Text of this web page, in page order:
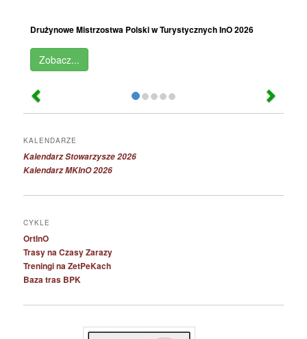
Drużynowe Mistrzostwa Polski w Turystycznych InO 2026
Zobacz...
KALENDARZE
Kalendarz Stowarzysze 2026
Kalendarz MKInO 2026
CYKLE
OrtInO
Trasy na Czasy Zarazy
Treningi na ZetPeKach
Baza tras BPK